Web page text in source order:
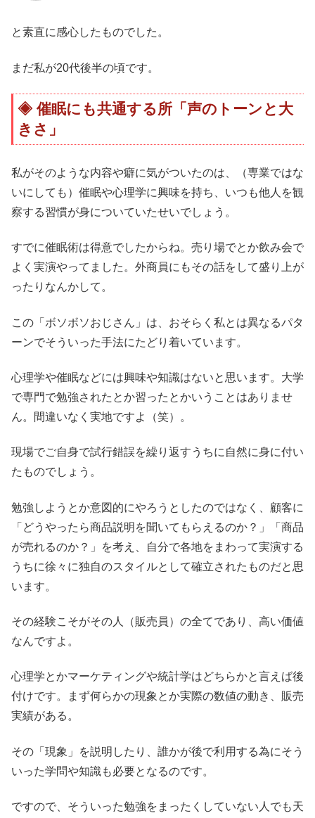
と素直に感心したものでした。
まだ私が20代後半の頃です。
催眠にも共通する所「声のトーンと大
きさ」
私がそのような内容や癖に気がついたのは、（専業ではな
いにしても）催眠や心理学に興味を持ち、いつも他人を観
察する習慣が身についていたせいでしょう。
すでに催眠術は得意でしたからね。売り場でとか飲み会で
よく実演やってました。外商員にもその話をして盛り上が
ったりなんかして。
この「ボソボソおじさん」は、おそらく私とは異なるパタ
ーンでそういった手法にたどり着いています。
心理学や催眠などには興味や知識はないと思います。大学
で専門で勉強されたとか習ったとかいうことはありませ
ん。間違いなく実地ですよ（笑）。
現場でご自身で試行錯誤を繰り返すうちに自然に身に付い
たものでしょう。
勉強しようとか意図的にやろうとしたのではなく、顧客に
「どうやったら商品説明を聞いてもらえるのか？」「商品
が売れるのか？」を考え、自分で各地をまわって実演する
うちに徐々に独自のスタイルとして確立されたものだと思
います。
その経験こそがその人（販売員）の全てであり、高い価値
なんですよ。
心理学とかマーケティングや統計学はどちらかと言えば後
付けです。まず何らかの現象とか実際の数値の動き、販売
実績がある。
その「現象」を説明したり、誰かが後で利用する為にそう
いった学問や知識も必要となるのです。
ですので、そういった勉強をまったくしていない人でも天